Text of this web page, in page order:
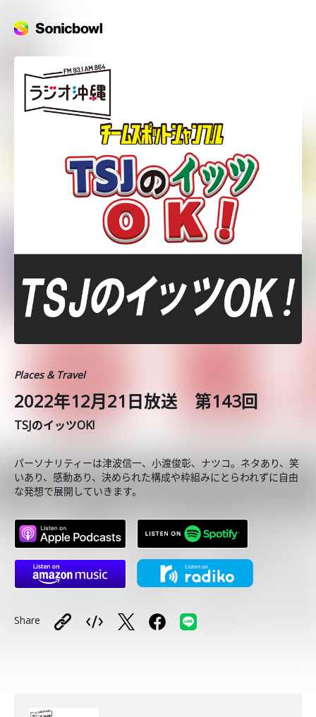
Places & Travel
2022年12月21日放送 第143回
TSJのイッツOK!
パーソナリティーは津波信一、小渡俊彰、ナツコ。ネタあり、笑
いあり、感動あり、決められた構成や枠組みにとらわれずに自由
な発想で展開していきます。
Share